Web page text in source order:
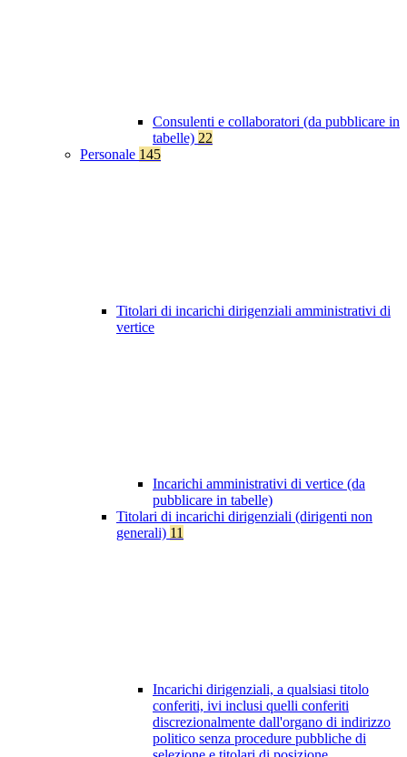
Consulenti e collaboratori (da pubblicare in
tabelle) 22
Personale 145
Titolari di incarichi dirigenziali amministrativi di
vertice
Incarichi amministrativi di vertice (da
pubblicare in tabelle)
Titolari di incarichi dirigenziali (dirigenti non
generali) 11
Incarichi dirigenziali, a qualsiasi titolo
conferiti, ivi inclusi quelli conferiti
discrezionalmente dall'organo di indirizzo
politico senza procedure pubbliche di